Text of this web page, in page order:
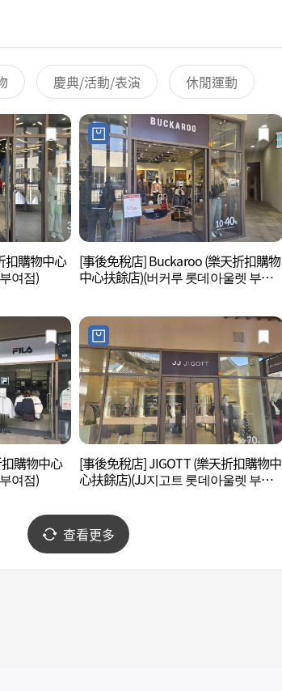
慶典/活動/表演 休閒運動
扣購物中心
여점)
[事後免稅店] Buckaroo (樂天折扣購物
中心扶餘店)(버커루 롯데아울렛 부여
購物中心
여점)
[事後免稅店] JIGOTT (樂天折扣購物中
心扶餘店)(JJ지고트 롯데아울렛 부여
查看更多